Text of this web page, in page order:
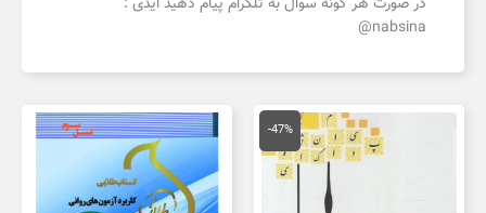
nabsina@
-47%
قیمت
اصلی
150,000 تومان
بود.
قیمت
فعلی
80,000 تومان
است.